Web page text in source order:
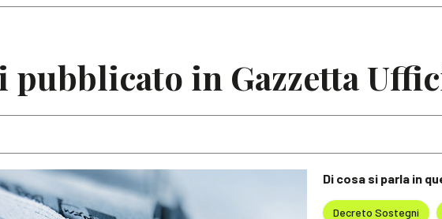
pubblicato in Gazzetta
Di cosa si parla in
Decreto Sostegni